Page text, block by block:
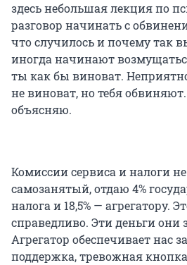
здесь небольшая лекция по
разговор начинать с
что случилось и почему так
иногда начинают
ты как бы виноват.
не виноват, но тебя
объясняю.
Комиссии сервиса и налоги
самозанятый, отдаю 4%
налога и 18,5% — агрегатору.
справедливо. Эти деньги они
Агрегатор обеспечивает нас
поддержка, тревожная